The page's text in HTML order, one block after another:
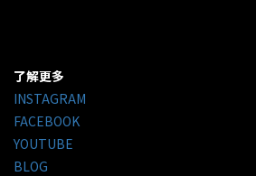
了解更多
INSTAGRAM
FACEBOOK
YOUTUBE
BLOG